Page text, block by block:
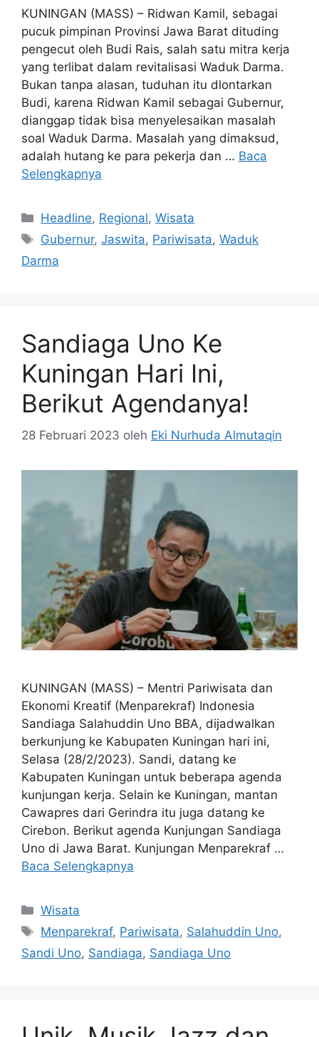
KUNINGAN (MASS) – Ridwan Kamil, sebagai
pucuk pimpinan Provinsi Jawa Barat dituding
pengecut oleh Budi Rais, salah satu mitra kerja
yang terlibat dalam revitalisasi Waduk Darma.
Bukan tanpa alasan, tuduhan itu dlontarkan
Budi, karena Ridwan Kamil sebagai Gubernur,
dianggap tidak bisa menyelesaikan masalah
soal Waduk Darma. Masalah yang dimaksud,
adalah hutang ke para pekerja dan … Baca
Selengkapnya
Kategori
Headline, Regional,Wisata
Tag
Gubernur,Jaswita, Pariwisata,Waduk
Darma
Sandiaga Uno Ke
Kuningan Hari Ini,
Berikut Agendanya!
28 Februari 2023 oleh Eki Nurhuda Almutaqin
KUNINGAN (MASS) – Mentri Pariwisata dan
Ekonomi Kreatif (Menparekraf) Indonesia
Sandiaga Salahuddin Uno BBA, dijadwalkan
berkunjung ke Kabupaten Kuningan hari ini,
Selasa (28/2/2023). Sandi, datang ke
Kabupaten Kuningan untuk beberapa agenda
kunjungan kerja. Selain ke Kuningan, mantan
Cawapres dari Gerindra itu juga datang ke
Cirebon. Berikut agenda Kunjungan Sandiaga
Uno di Jawa Barat. Kunjungan Menparekraf …
Baca Selengkapnya
Kategori
Wisata
Tag
Menparekraf, Pariwisata, Salahuddin Uno,
Sandi Uno, Sandiaga, Sandiaga Uno